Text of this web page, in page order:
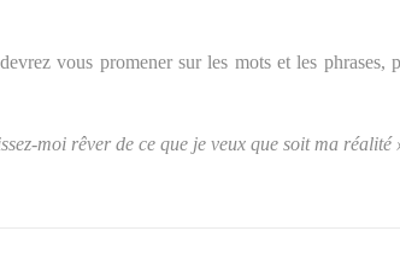
vous promener sur les mots et les phrases,
moi rêver de ce que je veux que soit ma réalité